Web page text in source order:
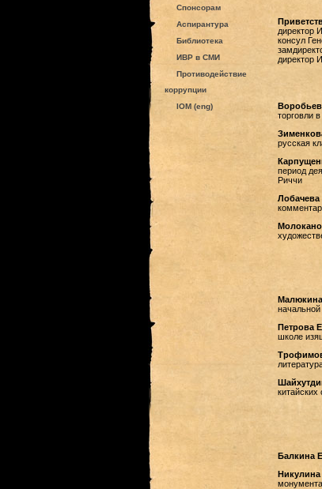
Спонсорам
Аспирантура
Библиотека
ИВР в СМИ
Противодействие
коррупции
IOM (eng)
директор
консул
директор
торговли
русская
период
Риччи
Лобачева
Петрова
школе
китайских
Балкина
Никулина